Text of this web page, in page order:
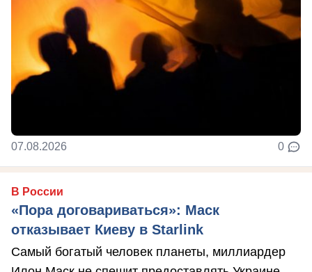
07.08.2026 0
В России
«Пора договариваться»: Маск
отказывает Киеву в Starlink
Самый богатый человек планеты, миллиардер